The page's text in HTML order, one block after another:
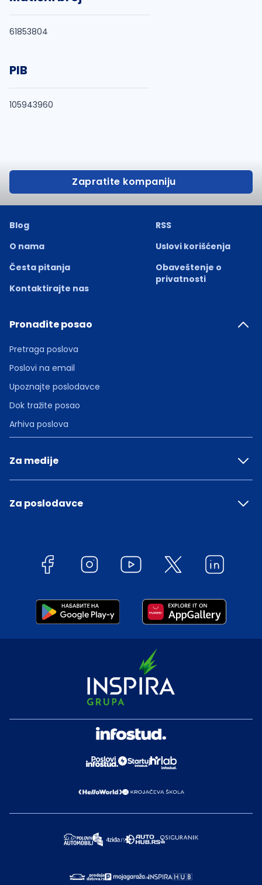
61853804
PIB
105943960
Zapratite kompaniju
Blog
O nama
Česta pitanja
Kontaktirajte nas
RSS
Uslovi korišćenja
Obaveštenje o
privatnosti
Pronađite posao
Pretraga poslova
Poslovi na email
Upoznajte poslodavce
Dok tražite posao
Arhiva poslova
Za medije
Za poslodavce